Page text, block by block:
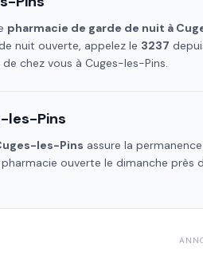
pharmacie de garde de nuit à
nuit ouverte, appelez le 3237
chez vous à Cuges-les-Pins.
les-Pins
les-Pins assure la
ouverte le dimanche près